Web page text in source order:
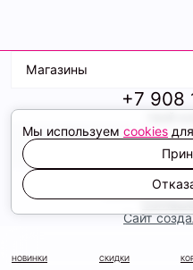
НОВИНКИ СКИДКИ
Магазины
Ленина, 15
ТК Терминал
ТРК Континент
+7 908
2026 ©
Политика
Сайт
Мы используем cookies